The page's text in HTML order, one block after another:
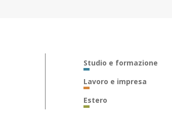
Studio e formazione
Lavoro e impresa
Estero